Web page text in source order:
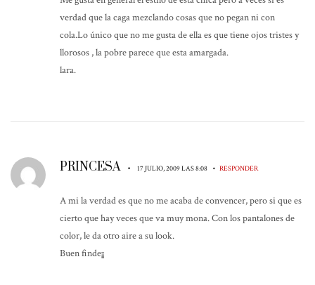
verdad que la caga mezclando cosas que no pegan ni con
cola.Lo único que no me gusta de ella es que tiene ojos tristes y
llorosos , la pobre parece que esta amargada.
lara.
PRINCESA • 17 JULIO, 2009 LAS 8:08 • RESPONDER
A mi la verdad es que no me acaba de convencer, pero si que es
cierto que hay veces que va muy mona. Con los pantalones de
color, le da otro aire a su look.
Buen finde¡¡